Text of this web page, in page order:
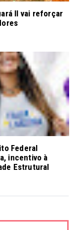
II vai reforçar
Federal
incentivo à
Estrutural